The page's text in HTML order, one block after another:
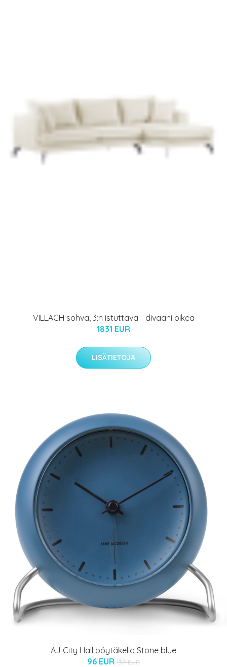
VILLACH sohva, 3:n istuttava - divaani oikea
1831 EUR
LISÄTIETOJA
AJ City Hall pöytäkello Stone blue
96 EUR 139 EUR